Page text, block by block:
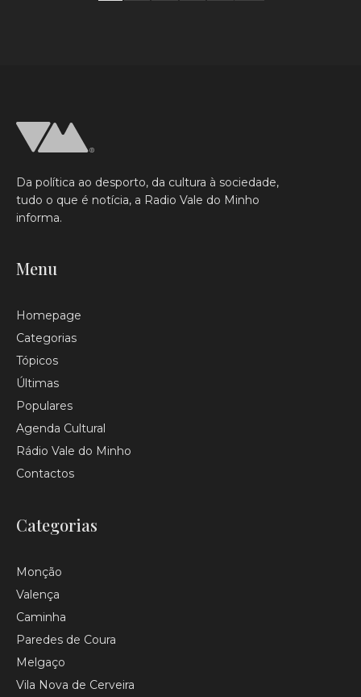
Da política ao desporto, da cultura à sociedade,
tudo o que é notícia, a Radio Vale do Minho
informa.
Menu
Homepage
Categorias
Tópicos
Últimas
Populares
Agenda Cultural
Rádio Vale do Minho
Contactos
Categorias
Monção
Valença
Caminha
Paredes de Coura
Melgaço
Vila Nova de Cerveira